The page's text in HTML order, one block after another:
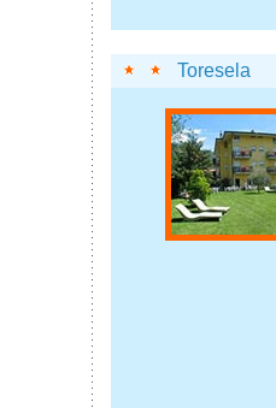
Toresela